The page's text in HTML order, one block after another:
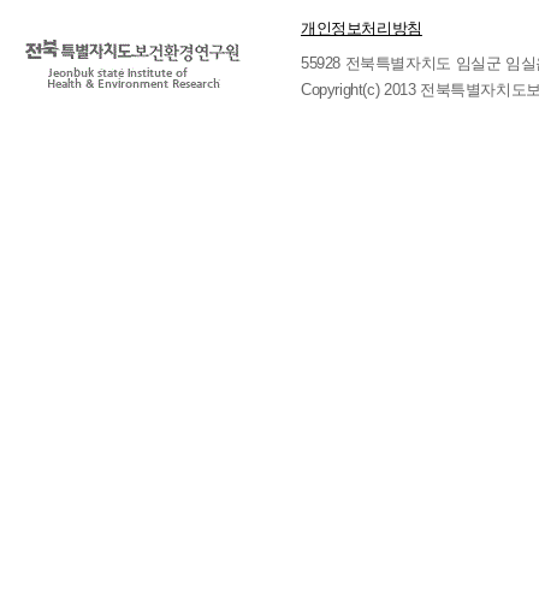
개인정보처리방침
55928 전북특별자치도 임실군 임
Copyright(c) 2013 전북특별자치도